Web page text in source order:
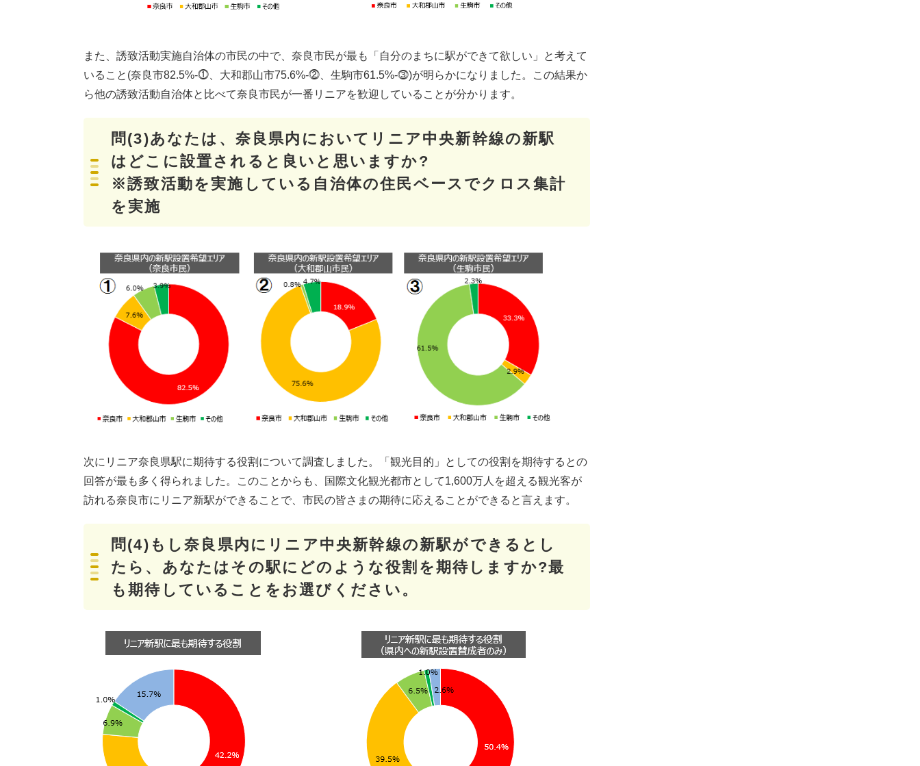
また、誘致活動実施自治体の市民の中で、奈良市民が最も「自分のまちに駅ができて欲しい」と考えて
いること(奈良市82.5%-⓵、大和郡山市75.6%-⓶、生駒市61.5%-⓷)が明らかになりました。この結果か
ら他の誘致活動自治体と比べて奈良市民が一番リニアを歓迎していることが分かります。
問(3)あなたは、奈良県内においてリニア中央新幹線の新駅
はどこに設置されると良いと思いますか?
※誘致活動を実施している自治体の住民ベースでクロス集計
を実施
次にリニア奈良県駅に期待する役割について調査しました。「観光目的」としての役割を期待するとの
回答が最も多く得られました。このことからも、国際文化観光都市として1,600万人を超える観光客が
訪れる奈良市にリニア新駅ができることで、市民の皆さまの期待に応えることができると言えます。
問(4)もし奈良県内にリニア中央新幹線の新駅ができるとし
たら、あなたはその駅にどのような役割を期待しますか?最
も期待していることをお選びください。